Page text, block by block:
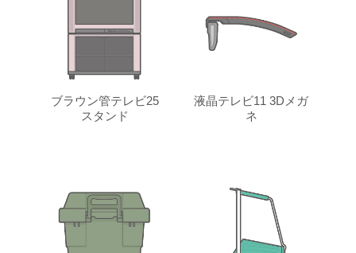
ブラウン管テレビ25
スタンド
液晶テレビ11 3Dメガ
ネ